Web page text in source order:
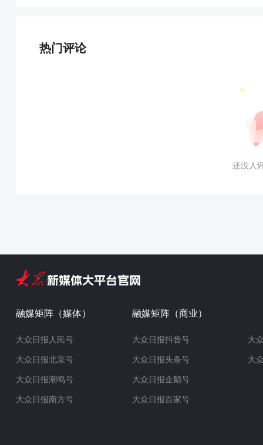
热门评论
还没人
融媒矩阵（媒体）
大众日报人民号
大众日报北京号
大众日报潮鸣号
大众日报南方号
融媒矩阵（商业）
大众日报抖音号
大众日报头条号
大众日报企鹅号
大众日报百家号
大
大